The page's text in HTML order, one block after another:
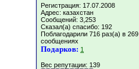
Регистрация: 17.07.2008
Адрес: казахстан
Сообщений: 3,253
Сказал(а) спасибо: 192
Поблагодарили 716 раз(а) в 269
сообщениях
Подарков: 1
Вес репутации: 139